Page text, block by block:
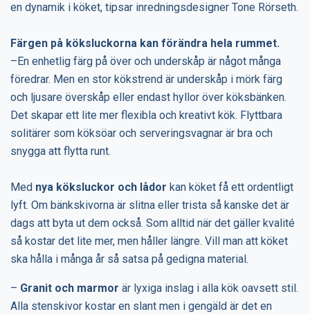
en dynamik i köket, tipsar inredningsdesigner Tone Rörseth.
Färgen på köksluckorna kan förändra hela rummet.
–En enhetlig färg på över och underskåp är något många
föredrar. Men en stor kökstrend är underskåp i mörk färg
och ljusare överskåp eller endast hyllor över köksbänken.
Det skapar ett lite mer flexibla och kreativt kök. Flyttbara
solitärer som köksöar och serveringsvagnar är bra och
snygga att flytta runt.
Med nya köksluckor och lådor kan köket få ett ordentligt
lyft. Om bänkskivorna är slitna eller trista så kanske det är
dags att byta ut dem också. Som alltid när det gäller kvalité
så kostar det lite mer, men håller längre. Vill man att köket
ska hålla i många år så satsa på gedigna material.
– Granit och marmor är lyxiga inslag i alla kök oavsett stil.
Alla stenskivor kostar en slant men i gengäld är det en